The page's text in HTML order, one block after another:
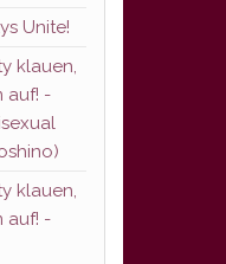
Unite!
klauen,
auf! -
klauen,
auf! -